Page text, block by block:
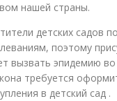
нашей страны.
детских садов
поэтому
вызвать эпидемию во
требуется
в детский сад .